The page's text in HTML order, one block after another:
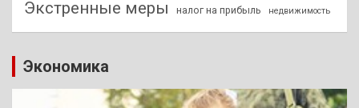
Экстренные меры налог на прибыль недвижимость
Экономика